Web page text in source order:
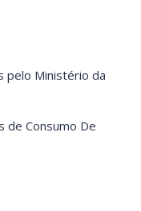
pelo Ministério da
de Consumo De